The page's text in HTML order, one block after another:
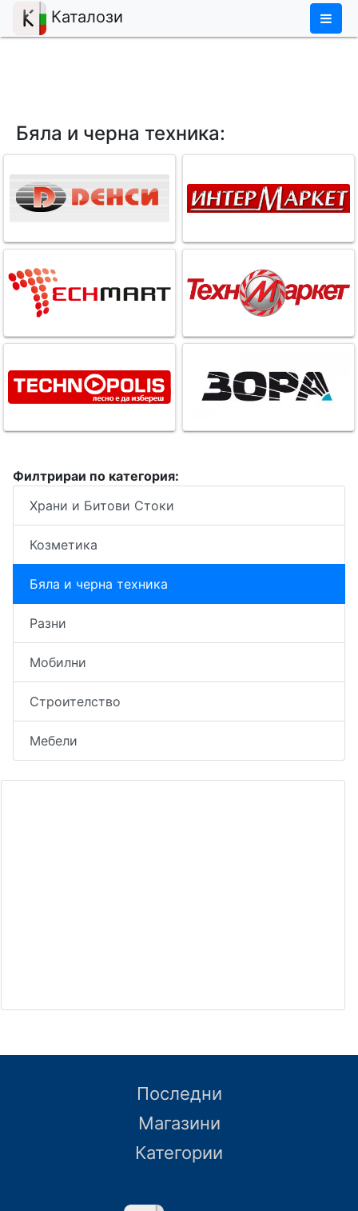
Каталози ×
Бяла и черна техника:
Филтрираи по категория:
Храни и Битови Стоки
Козметика
Бяла и черна техника
Разни
Мобилни
Строителство
Мебели
Последни
Магазини
Категории